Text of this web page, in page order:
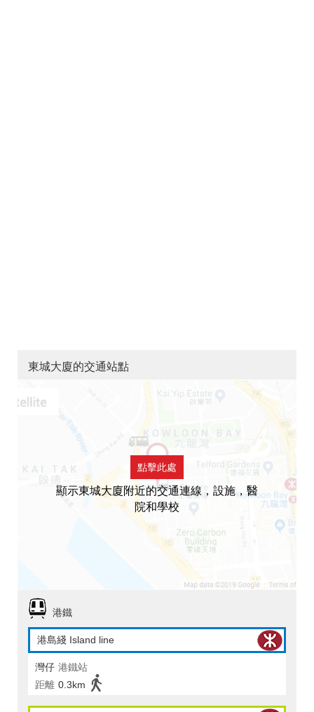
東城大廈的交通站點
點擊此處
顯示東城大廈附近的交通連線，設施，醫
院和學校
港鐵
港島綫 Island line
灣仔 港鐵站
距離 0.3km